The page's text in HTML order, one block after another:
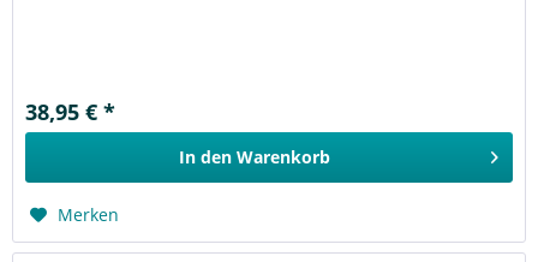
38,95 € *
In den Warenkorb
Merken